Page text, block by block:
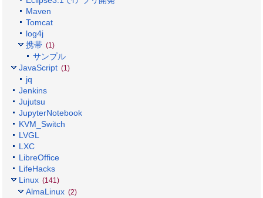
Maven
Tomcat
log4j
携帯 (1)
サンプル
JavaScript (1)
jq
Jenkins
Jujutsu
JupyterNotebook
KVM_Switch
LVGL
LXC
LibreOffice
LifeHacks
Linux (141)
AlmaLinux (2)